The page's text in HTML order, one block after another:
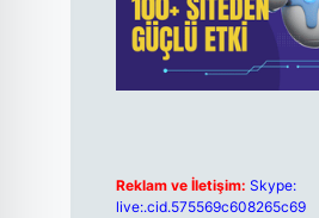
Reklam ve İletişim: Skype:
live:.cid.575569c608265c69